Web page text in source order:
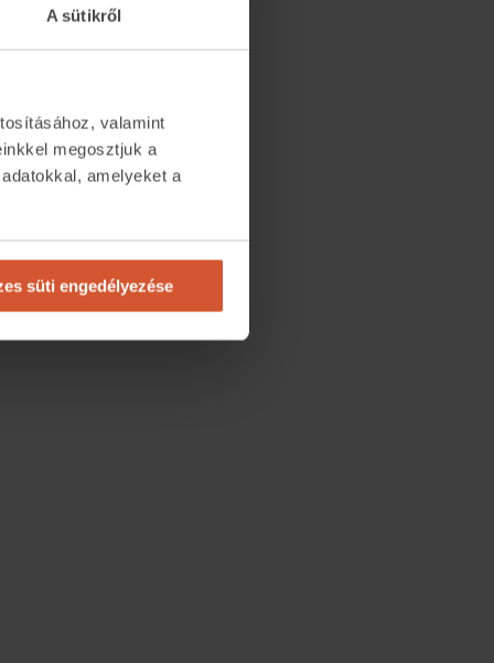
A sütikről
valamint
megosztjuk a
amelyeket a
süti engedélyezése